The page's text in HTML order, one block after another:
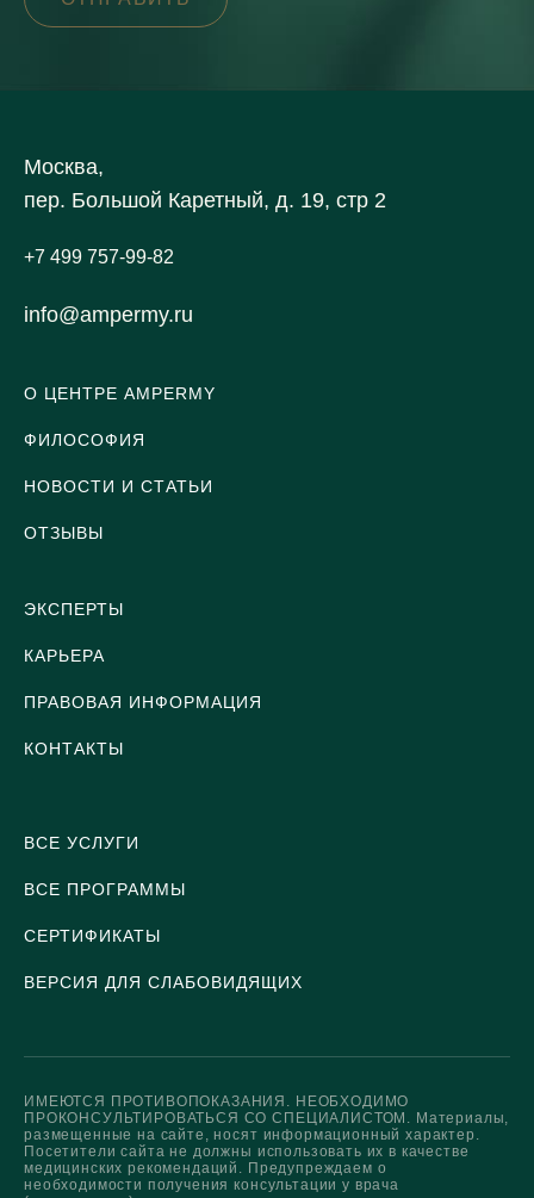
О ЦЕНТРЕ AMPERMY
ФИЛОСОФИЯ
НОВОСТИ И СТАТЬИ
ОТЗЫВЫ
ЭКСПЕРТЫ
КАРЬЕРА
ПРАВОВАЯ ИНФОРМАЦИЯ
КОНТАКТЫ
ВСЕ УСЛУГИ
ВСЕ ПРОГРАММЫ
СЕРТИФИКАТЫ
ВЕРСИЯ ДЛЯ СЛАБОВИДЯЩИХ
Москва,
пер. Большой Каретный, д. 19, стр 2
+7 499 757-99-82
info@ampermy.ru
ИМЕЮТСЯ ПРОТИВОПОКАЗАНИЯ. НЕОБХОДИМО
ПРОКОНСУЛЬТИРОВАТЬСЯ СО СПЕЦИАЛИСТОМ. Материалы,
размещенные на сайте, носят информационный характер.
Посетители сайта не должны использовать их в качестве
медицинских рекомендаций. Предупреждаем о
необходимости получения консультации у врача